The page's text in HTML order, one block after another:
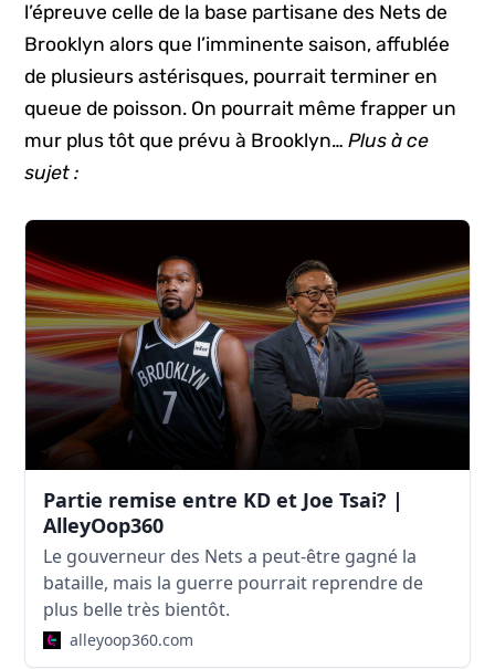
l’épreuve celle de la base partisane des Nets de
Brooklyn alors que l’imminente saison, affublée
de plusieurs astérisques, pourrait terminer en
queue de poisson. On pourrait même frapper un
mur plus tôt que prévu à Brooklyn…Plus à ce
sujet :
Partie remise entre KD et Joe Tsai? |
AlleyOop360
Le gouverneur des Nets a peut-être gagné la
bataille, mais la guerre pourrait reprendre de
plus belle très bientôt.
alleyoop360.com